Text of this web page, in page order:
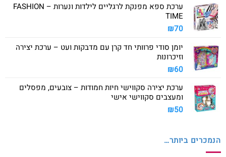
ערכת ספא מפנקת לרגליים לילדות ונערות – FASHION
TIME
₪70
יומן סודי פרוותי חד קרן עם מדבקות ועט – ערכת יצירה
וזיכרונות
₪60
ערכת יצירה סקווישי חיות חמודות – צובעים, מפסלים
ומעצבים סקווישי אישי
₪50
הנמכרים ביותר…